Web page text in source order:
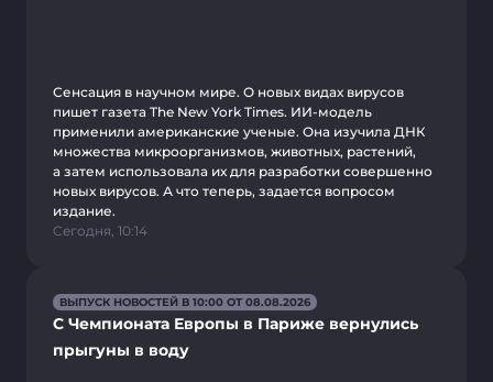
Сенсация в научном мире. О новых видах вирусов
пишет газета The New York Times. ИИ-модель
применили американские ученые. Она изучила ДНК
множества микроорганизмов, животных, растений,
а затем использовала их для разработки совершенно
новых вирусов. А что теперь, задается вопросом
издание.
Сегодня, 10:14
ВЫПУСК НОВОСТЕЙ В 10:00 ОТ 08.08.2026
С Чемпионата Европы в Париже вернулись
прыгуны в воду